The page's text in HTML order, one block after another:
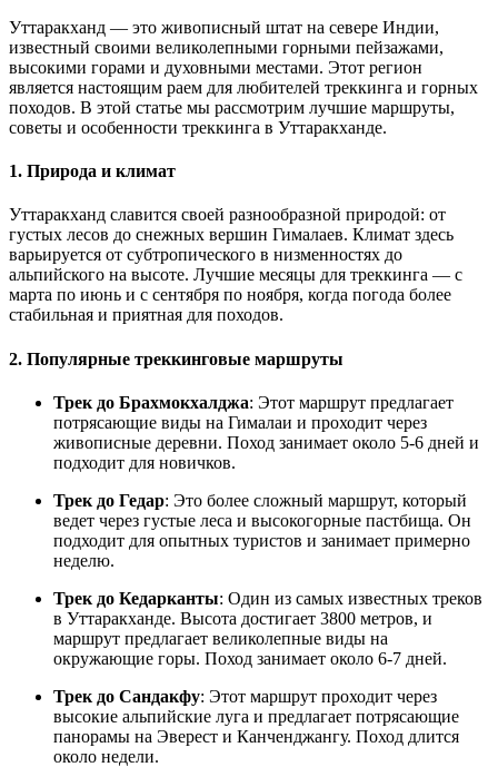
Уттаракханд — это живописный штат на севере Индии,
известный своими великолепными горными пейзажами,
высокими горами и духовными местами. Этот регион
является настоящим раем для любителей треккинга и горных
походов. В этой статье мы рассмотрим лучшие маршруты,
советы и особенности треккинга в Уттаракханде.
1. Природа и климат
Уттаракханд славится своей разнообразной природой: от
густых лесов до снежных вершин Гималаев. Климат здесь
варьируется от субтропического в низменностях до
альпийского на высоте. Лучшие месяцы для треккинга — с
марта по июнь и с сентября по ноября, когда погода более
стабильная и приятная для походов.
2. Популярные треккинговые маршруты
Трек до Брахмокхалджа: Этот маршрут предлагает
потрясающие виды на Гималаи и проходит через
живописные деревни. Поход занимает около 5-6 дней и
подходит для новичков.
Трек до Гедар: Это более сложный маршрут, который
ведет через густые леса и высокогорные пастбища. Он
подходит для опытных туристов и занимает примерно
неделю.
Трек до Кедарканты: Один из самых известных треков
в Уттаракханде. Высота достигает 3800 метров, и
маршрут предлагает великолепные виды на
окружающие горы. Поход занимает около 6-7 дней.
Трек до Сандакфу: Этот маршрут проходит через
высокие альпийские луга и предлагает потрясающие
панорамы на Эверест и Канченджангу. Поход длится
около недели.